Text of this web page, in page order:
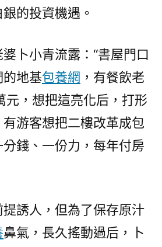
銀的投資機遇。
婆卜小青流露：“書屋門口
的地基包養網 ，有餐飲老
元，想把這亮化后，打形
游客想把二樓改革成包
錢、一份力，每年付房
提誘人，但為了保存原汁
鼻氣，長久搖動過后，卜